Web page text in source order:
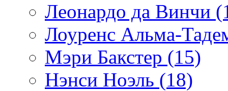
Леонардо да Винчи
Лоуренс Альма-
Мэри Бакстер (15)
Нэнси Ноэль (18)